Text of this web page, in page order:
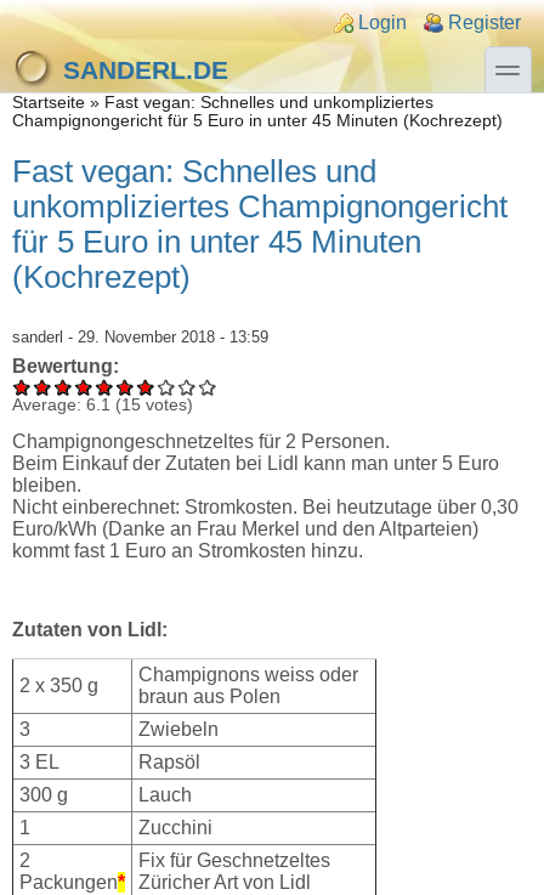
Direkt zum Inhalt
Skip to search
Login links
Login Register
SANDERL.DE
toggle
Sie sind hier
Startseite » Fast vegan: Schnelles und unkompliziertes
Champignongericht für 5 Euro in unter 45 Minuten (Kochrezept)
Fast vegan: Schnelles und
unkompliziertes Champignongericht
für 5 Euro in unter 45 Minuten
(Kochrezept)
sanderl - 29. November 2018 - 13:59
Bewertung:
Average: 6.1 (15 votes)
Champignongeschnetzeltes für 2 Personen.
Beim Einkauf der Zutaten bei Lidl kann man unter 5 Euro
bleiben.
Nicht einberechnet: Stromkosten. Bei heutzutage über 0,30
Euro/kWh (Danke an Frau Merkel und den Altparteien)
kommt fast 1 Euro an Stromkosten hinzu.
Zutaten von Lidl:
2 x 350 g
Champignons weiss oder
braun aus Polen
3
Zwiebeln
3 EL
Rapsöl
300 g
Lauch
1
Zucchini
2
Packungen*
Fix für Geschnetzeltes
Züricher Art von Lidl